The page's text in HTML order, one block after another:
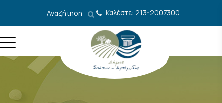
Αναζήτηση Καλέστε: 213-2007300